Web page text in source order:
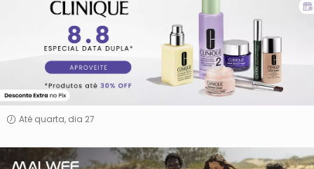
Até quarta, dia 27
Malwee